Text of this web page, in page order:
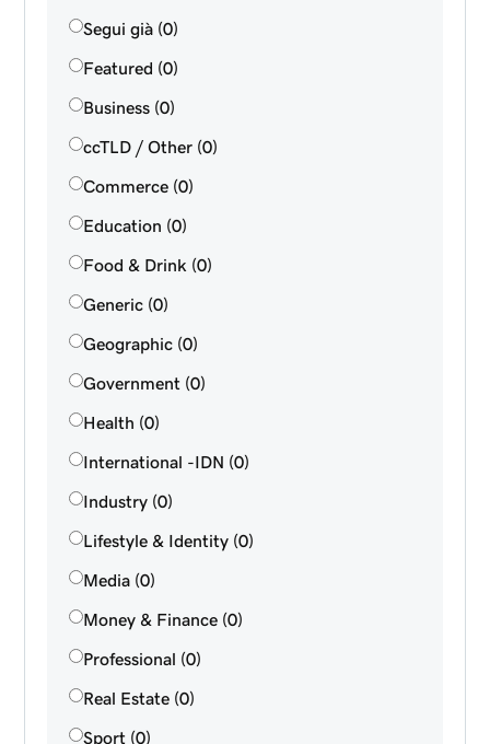
Segui già (0)
Featured (0)
Business (0)
ccTLD / Other (0)
Commerce (0)
Education (0)
Food & Drink (0)
Generic (0)
Geographic (0)
Government (0)
Health (0)
International -IDN (0)
Industry (0)
Lifestyle & Identity (0)
Media (0)
Money & Finance (0)
Professional (0)
Real Estate (0)
Sport (0)